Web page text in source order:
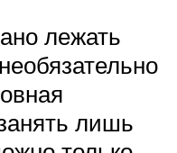
лежать
лишь